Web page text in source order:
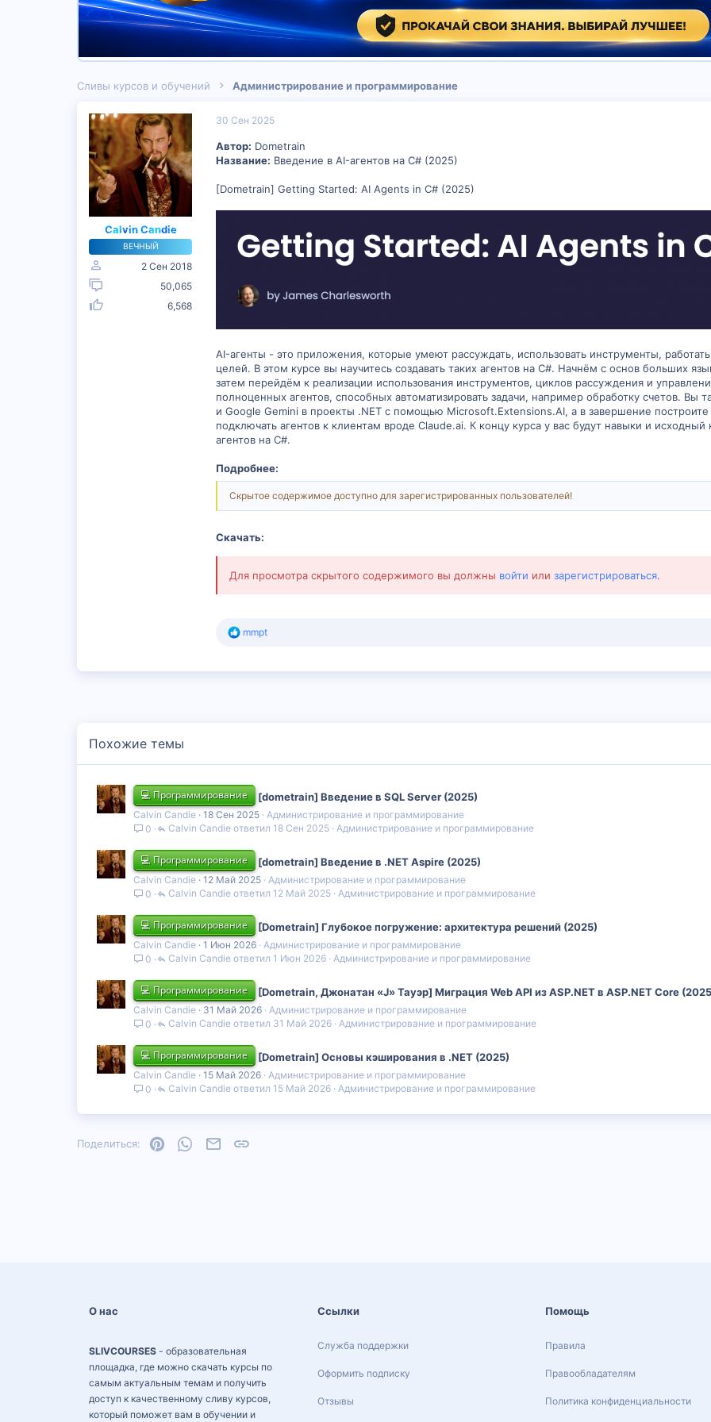
Сливы курсов и обучений Администрирование и программирование
Calvin Candie
ВЕЧНЫЙ
2 Сен 2018
50,065
6,568
30 Сен 2025
Автор: Dometrain
Название: Введение в AI-агентов на C# (2025)
[Dometrain] Getting Started: AI Agents in C# (2025)
AI-агенты - это приложения, которые умеют рассуждать, использовать инструменты,
целей. В этом курсе вы научитесь создавать таких агентов на C#. Начнём с основ больших
затем перейдём к реализации использования инструментов, циклов рассуждения и
полноценных агентов, способных автоматизировать задачи, например обработку счетов. Вы
и Google Gemini в проекты .NET с помощью Microsoft.Extensions.AI, а в завершение
подключать агентов к клиентам вроде Claude.ai. К концу курса у вас будут навыки и
агентов на C#.
Подробнее:
Скрытое содержимое доступно для зарегистрированных пользователей!
Скачать:
Для просмотра скрытого содержимого вы должны войти или зарегистрироваться.
Р
к
mmpt
Похожие темы
💻 Программирование [dometrain] Введение в SQL Server (2025)
Calvin Candie 18 Сен 2025 Администрирование и программирование
0
Администрирование и программирование
18 Сен 2025
Calvin Candie
💻 Программирование [dometrain] Введение в .NET Aspire (2025)
Calvin Candie 12 Май 2025 Администрирование и программирование
0
Администрирование и программирование
12 Май 2025
Calvin Candie
💻 Программирование [Dometrain] Глубокое погружение: архитектура решений (2025)
Calvin Candie 1 Июн 2026 Администрирование и программирование
0
Администрирование и программирование
1 Июн 2026
Calvin Candie
💻 Программирование [Dometrain, Джонатан «J» Тауэр] Миграция Web API из ASP.NET в ASP.NET Core
Calvin Candie 31 Май 2026 Администрирование и программирование
0
Администрирование и программирование
31 Май 2026
Calvin Candie
💻 Программирование [Dometrain] Основы кэширования в .NET (2025)
Calvin Candie 15 Май 2026 Администрирование и программирование
0
Администрирование и программирование
15 Май 2026
Calvin Candie
Поделиться: PinterestWhatsAppЭлектронная почта
О нас
SLIVCOURSES - образовательная
площадка, где можно скачать курсы по
самым актуальным темам и получить
доступ к качественному сливу курсов,
который поможет вам в обучении и
Ссылки
Служба поддержки
Оформить подписку
Отзывы
Помощь
Правила
Правообладателям
Политика конфиденциальности